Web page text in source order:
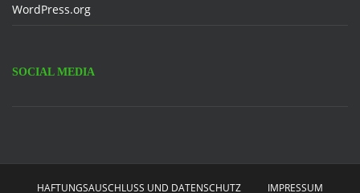
WordPress.org
SOCIAL MEDIA
HAFTUNGSAUSCHLUSS UND DATENSCHUTZ IMPRESSUM